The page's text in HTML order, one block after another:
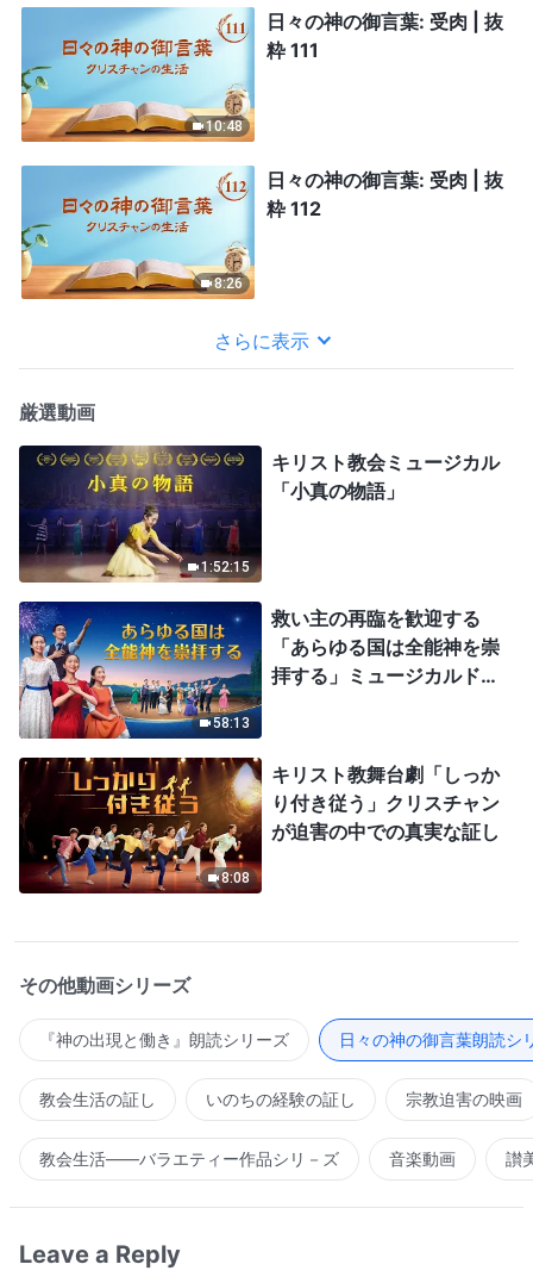
10:48
日々の神の御言葉: 受肉 | 抜
粋 111
8:26
日々の神の御言葉: 受肉 | 抜
粋 112
さらに表示
厳選動画
1:52:15
キリスト教会ミュージカル
「小真の物語」
58:13
救い主の再臨を歓迎する
「あらゆる国は全能神を崇
拝する」ミュージカルドラ
8:08
キリスト教舞台劇「しっか
り付き従う」クリスチャン
が迫害の中での真実な証し
その他動画シリーズ
『神の出現と働き』朗読シリーズ 日々の神の御言葉朗読シ
教会生活の証し いのちの経験の証し 宗教迫害の映画
教会生活――バラエティー作品シリ－ズ 音楽動画 讃
Leave a Reply